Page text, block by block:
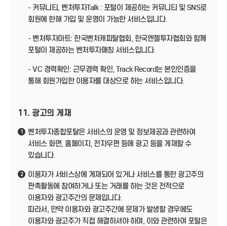
- 커뮤니티, 벤처투자Talk : 포털이 제공하는 커뮤니티 및 SNS로
회원에 한해 가입 및 운영이 가능한 서비스입니다.
- 벤처투자마트: 한국벤처캐피탈협회, 한국엔젤투자협회와 함께
포털이 제공하는 벤처투자매칭 서비스입니다.
- VC 경력확인: 근무경력 확인, Track Record는 본인인증을
통해 회원가입한 이용자를 대상으로 하는 서비스입니다.
11. 광고의 게재
1
벤처투자종합포탈은 서비스의 운영 및 정보제공과 관련하여
서비스 화면, 홈페이지, 전자우편 등에 광고 등을 게재할 수
있습니다.
2
이용자가 서비스상에 게재되어 있거나 서비스를 통한 광고주의
판촉활동에 참여하거나 또는 거래를 하는 것은 전적으로
이용자와 광고주간의 문제입니다.
따라서, 만약 이용자와 광고주간에 문제가 발생할 경우에도
이용자와 광고주가 직접 해결하셔야 하며, 이와 관련하여 포털은